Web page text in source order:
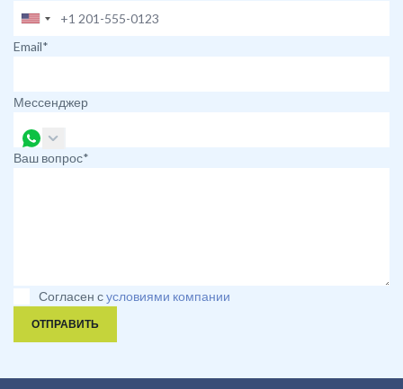
Email*
Мессенджер
Ваш вопрос*
Согласен сусловиями компании
ОТПРАВИТЬ